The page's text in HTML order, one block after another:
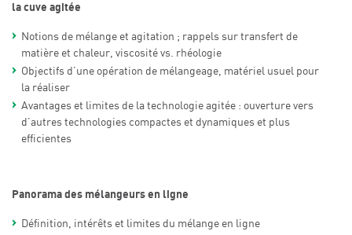
la cuve agitée
Notions de mélange et agitation ; rappels sur transfert de
matière et chaleur, viscosité vs. rhéologie
Objectifs d’une opération de mélangeage, matériel usuel pour
la réaliser
Avantages et limites de la technologie agitée : ouverture vers
d’autres technologies compactes et dynamiques et plus
efficientes
Panorama des mélangeurs en ligne
Définition, intérêts et limites du mélange en ligne